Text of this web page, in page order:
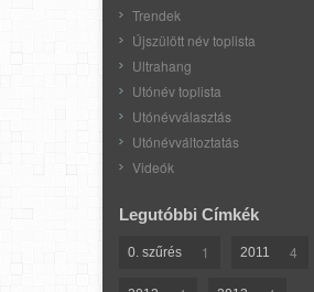
Trendek
Újszülött név toplista
Ultrahang
Utónév toplista
Utónévválasztás
Utónévváltoztatás
Videók
Legutóbbi Címkék
0. szűrés 1 2011 4